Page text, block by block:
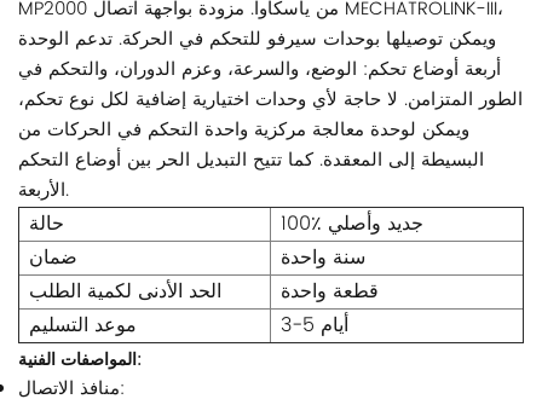
MP2000 من ياسكاوا. مزودة بواجهة اتصال MECHATROLINK-III،
ويمكن توصيلها بوحدات سيرفو للتحكم في الحركة. تدعم الوحدة
أربعة أوضاع تحكم: الوضع، والسرعة، وعزم الدوران، والتحكم في
الطور المتزامن. لا حاجة لأي وحدات اختيارية إضافية لكل نوع تحكم،
ويمكن لوحدة معالجة مركزية واحدة التحكم في الحركات من
البسيطة إلى المعقدة. كما تتيح التبديل الحر بين أوضاع التحكم
الأربعة.
حالة
100٪ جديد وأصلي
ضمان
سنة واحدة
الحد الأدنى لكمية الطلب
قطعة واحدة
موعد التسليم
3-5 أيام
المواصفات الفنية:
منافذ الاتصال: